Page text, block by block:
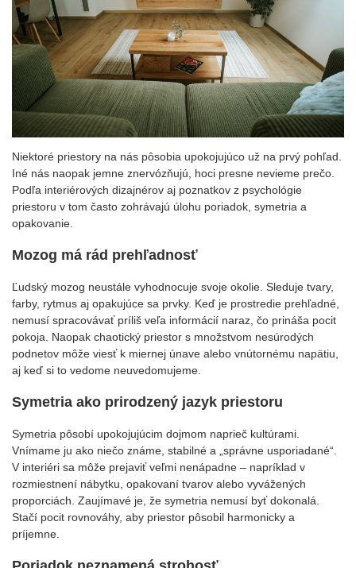
Niektoré priestory na nás pôsobia upokojujúco už na prvý pohľad.
Iné nás naopak jemne znervózňujú, hoci presne nevieme prečo.
Podľa interiérových dizajnérov aj poznatkov z psychológie
priestoru v tom často zohrávajú úlohu poriadok, symetria a
opakovanie.
Mozog má rád prehľadnosť
Ľudský mozog neustále vyhodnocuje svoje okolie. Sleduje tvary,
farby, rytmus aj opakujúce sa prvky. Keď je prostredie prehľadné,
nemusí spracovávať príliš veľa informácií naraz, čo prináša pocit
pokoja. Naopak chaotický priestor s množstvom nesúrodých
podnetov môže viesť k miernej únave alebo vnútornému napätiu,
aj keď si to vedome neuvedomujeme.
Symetria ako prirodzený jazyk priestoru
Symetria pôsobí upokojujúcim dojmom naprieč kultúrami.
Vnímame ju ako niečo známe, stabilné a „správne usporiadané“.
V interiéri sa môže prejaviť veľmi nenápadne – napríklad v
rozmiestnení nábytku, opakovaní tvarov alebo vyvážených
proporciách. Zaujímavé je, že symetria nemusí byť dokonalá.
Stačí pocit rovnováhy, aby priestor pôsobil harmonicky a
príjemne.